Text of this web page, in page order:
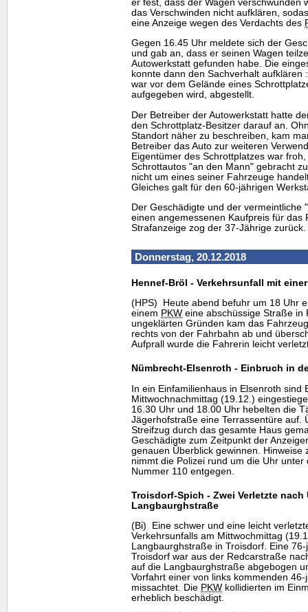
er fest, dass der Wagen verschwunden
das Verschwinden nicht aufklären,
eine Anzeige wegen des Verdachts des
Gegen 16.45 Uhr meldete sich der
und gab an, dass er seinen Wagen
Autowerkstatt gefunden habe. Die
konnte dann den Sachverhalt
war vor dem Gelände eines
aufgegeben wird, abgestellt.
Der Betreiber der Autowerkstatt hatte
den Schrottplatz-Besitzer darauf an.
Standort näher zu beschreiben, kam
Betreiber das Auto zur weiteren
Eigentümer des Schrottplatzes war
Schrottautos "an den Mann" gebracht
nicht um eines seiner Fahrzeuge
Gleiches galt für den 60-jährigen
Der Geschädigte und der vermeintliche
einen angemessenen Kaufpreis für das
Strafanzeige zog der 37-Jährige zurück.
Donnerstag, 20.12.2018
Hennef-Bröl - Verkehrsunfall mit
(HPS) Heute abend befuhr um 18 Uhr
einem PKW eine abschüssige Straße in
ungeklärten Gründen kam das
rechts von der Fahrbahn ab und
Aufprall wurde die Fahrerin leicht
Nümbrecht-Elsenroth - Einbruch in
In ein Einfamilienhaus in Elsenroth sind
Mittwochnachmittag (19.12.)
16.30 Uhr und 18.00 Uhr hebelten die
Jägerhofstraße eine Terrassentüre auf.
Streifzug durch das gesamte Haus
Geschädigte zum Zeitpunkt der
genauen Überblick gewinnen. Hinweise
nimmt die Polizei rund um die Uhr
Nummer 110 entgegen.
Troisdorf-Spich - Zwei Verletzte nach
Langbaurghstraße
(Bi) Eine schwer und eine leicht
Verkehrsunfalls am Mittwochmittag
Langbaurghstraße in Troisdorf. Eine
Troisdorf war aus der Redcarstraße
auf die Langbaurghstraße abgebogen
Vorfahrt einer von links kommenden
missachtet. Die PKW kollidierten im
erheblich beschädigt.